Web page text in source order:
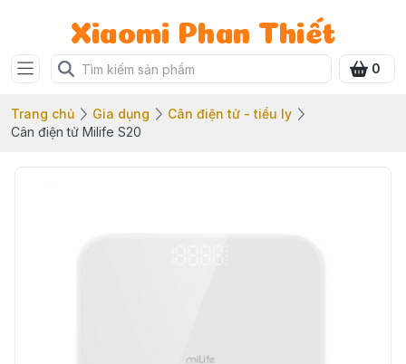
Xiaomi Phan Thiết
0
Trang chủ Gia dụng
Cân điện tử - tiểu ly
Cân điện tử Milife S20